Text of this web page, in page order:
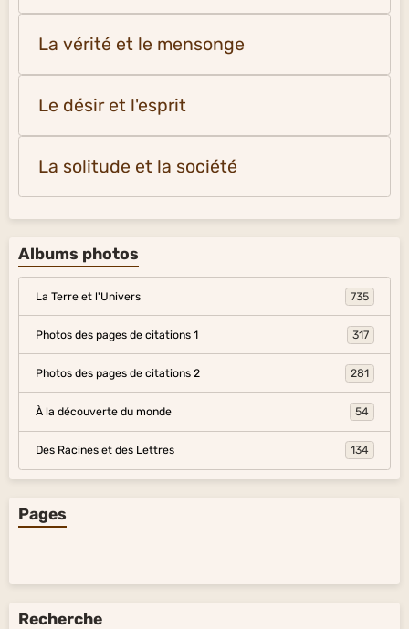
La vérité et le mensonge
Le désir et l'esprit
La solitude et la société
Albums photos
La Terre et l'Univers 735
Photos des pages de citations 1 317
Photos des pages de citations 2 281
À la découverte du monde 54
Des Racines et des Lettres 134
Pages
Recherche